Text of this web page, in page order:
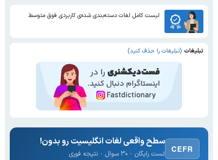
لیست کامل لغات دسته‌بندی شده‌ی کاربردی فوق متوسط
تبلیغات (تبلیغات را حذف کنید)
CEFR
سطح واقعی لغات انگلیسیت رو بدون!
تست رایگان · ۳۰ سوال · نتیجه فوری